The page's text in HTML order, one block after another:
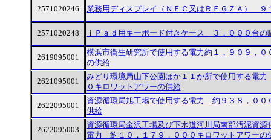
2571020246 業務用ディスプレイ（ＮＥＣ又はＲＥＧＺＡ）
2571020248 ｉＰａｄ用キーボード付きケース ３，０００台の
2619095001
横浜市衛生研究所で使用する電力約１，９０９，０
の供給
2621095001
みどり環境局山下公園ほか１１か所で使用する電
０キロワットアワーの供給
2622095001
資源循環局旭工場で使用する電力 約９３８，００
供給
2622095003
資源循環局金沢工場及び下水道河川局南部汚泥資源
電力 約１０，１７９，０００キロワットアワーの